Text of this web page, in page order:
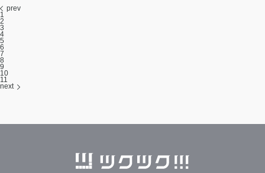
prev
1
2
3
4
5
6
7
8
9
10
11
next